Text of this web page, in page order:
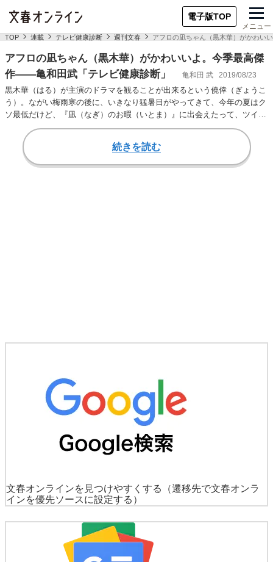
電子版TOP
メニュー
TOP 連載 テレビ健康診断 週刊文春 アフロの凪ちゃん（黒木華）がかわい
アフロの凪ちゃん（黒木華）がかわいいよ。今季最高傑
作――亀和田武「テレビ健康診断」
亀和田 武 2019/08/23
黒木華（はる）が主演のドラマを観ることが出来るという僥倖（ぎょうこ
う）。ながい梅雨寒の後に、いきなり猛暑日がやってきて、今年の夏はク
ソ最低だけど、『凪（なぎ）のお暇（いとま）』に出会えたって、ツイテ
るよ。 仕事も恋…
続きを読む
文春オンラインを見つけやすくする
（遷移先で文春オンラ
インを優先ソースに設定する）